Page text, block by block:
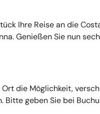
Ihre Reise an die
Genießen Sie nun
die Möglichkeit,
Bitte geben Sie bei